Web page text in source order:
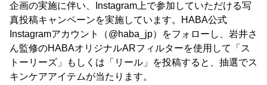
企画の実施に伴い、Instagram上で参加していただける写
真投稿キャンペーンを実施しています。HABA公式
Instagramアカウント（@haba_jp）をフォローし、岩井さ
ん監修のHABAオリジナルARフィルターを使用して「ス
トーリーズ」もしくは「リール」を投稿すると、抽選でス
キンケアアイテムが当たります。